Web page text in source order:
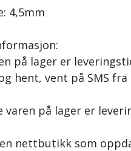
4,5mm
på lager er
hent, vent på SMS
varen på lager er
nettbutikk som